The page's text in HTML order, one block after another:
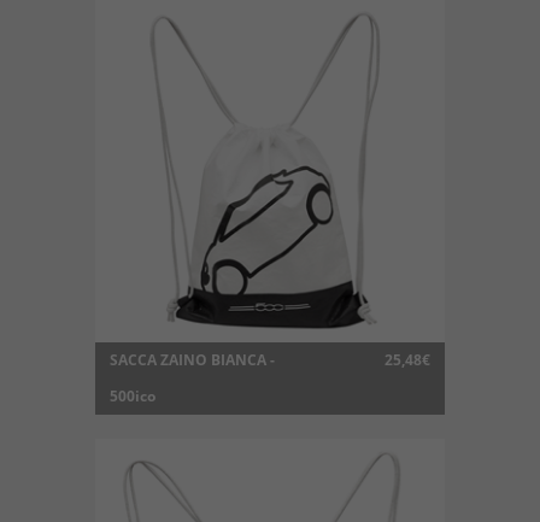
SACCA ZAINO BIANCA -
500ico
25,48€